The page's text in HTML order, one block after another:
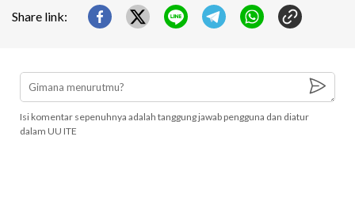
Share link:
Isi komentar sepenuhnya adalah tanggung jawab pengguna dan diatur
dalam UU ITE